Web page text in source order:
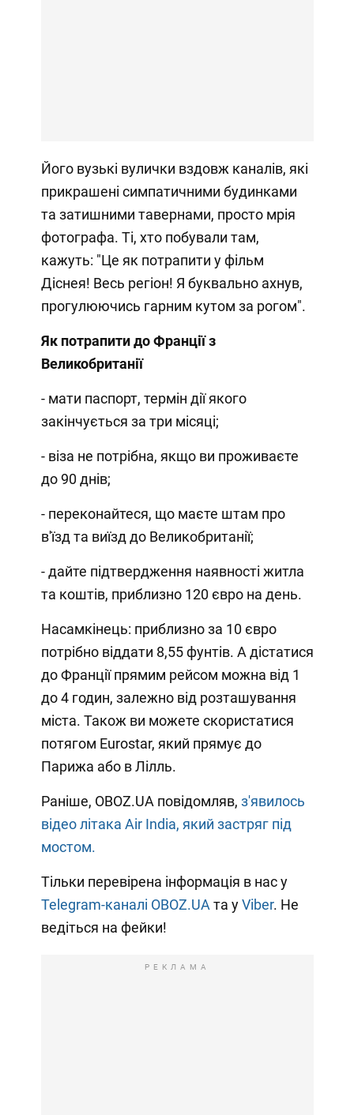
Його вузькі вулички вздовж каналів, які
прикрашені симпатичними будинками
та затишними тавернами, просто мрія
фотографа. Ті, хто побували там,
кажуть: "Це як потрапити у фільм
Діснея! Весь регіон! Я буквально ахнув,
прогулюючись гарним кутом за рогом".
Як потрапити до Франції з
Великобританії
- мати паспорт, термін дії якого
закінчується за три місяці;
- віза не потрібна, якщо ви проживаєте
до 90 днів;
- переконайтеся, що маєте штам про
в'їзд та виїзд до Великобританії;
- дайте підтвердження наявності житла
та коштів, приблизно 120 євро на день.
Насамкінець: приблизно за 10 євро
потрібно віддати 8,55 фунтів. А дістатися
до Франції прямим рейсом можна від 1
до 4 годин, залежно від розташування
міста. Також ви можете скористатися
потягом Eurostar, який прямує до
Парижа або в Лілль.
Раніше, OBOZ.UA повідомляв, з'явилось
відео літака Air India, який застряг під
мостом.
Тільки перевірена інформація в нас у
Telegram-каналі OBOZ.UA та уViber. Не
ведіться на фейки!
РЕКЛАМА